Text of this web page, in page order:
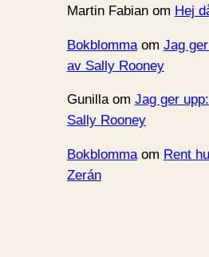
Martin Fabianom Hej
Bokblommaom Jag
av Sally Rooney
Gunillaom Jag ger
Sally Rooney
Bokblommaom Rent
Zerán